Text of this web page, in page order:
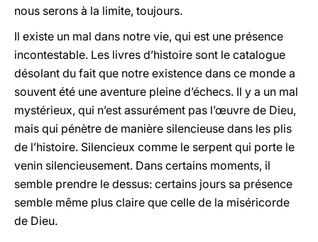
nous serons à la limite, toujours.
Il existe un mal dans notre vie, qui est une présence
incontestable. Les livres d’histoire sont le catalogue
désolant du fait que notre existence dans ce monde a
souvent été une aventure pleine d’échecs. Il y a un mal
mystérieux, qui n’est assurément pas l’œuvre de Dieu,
mais qui pénètre de manière silencieuse dans les plis
de l’histoire. Silencieux comme le serpent qui porte le
venin silencieusement. Dans certains moments, il
semble prendre le dessus: certains jours sa présence
semble même plus claire que celle de la miséricorde
de Dieu.